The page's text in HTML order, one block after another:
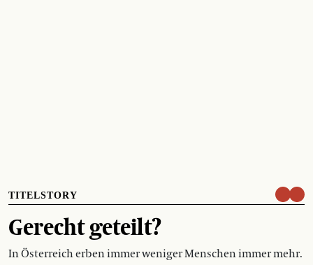
TITELSTORY
Gerecht geteilt?
In Österreich erben immer weniger Menschen immer mehr.